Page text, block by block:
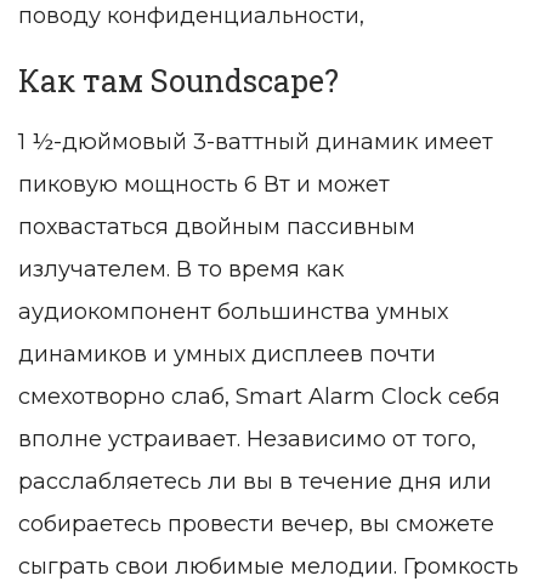
поводу конфиденциальности,
Как там Soundscape?
1 ½-дюймовый 3-ваттный динамик имеет
пиковую мощность 6 Вт и может
похвастаться двойным пассивным
излучателем. В то время как
аудиокомпонент большинства умных
динамиков и умных дисплеев почти
смехотворно слаб, Smart Alarm Clock себя
вполне устраивает. Независимо от того,
расслабляетесь ли вы в течение дня или
собираетесь провести вечер, вы сможете
сыграть свои любимые мелодии. Громкость